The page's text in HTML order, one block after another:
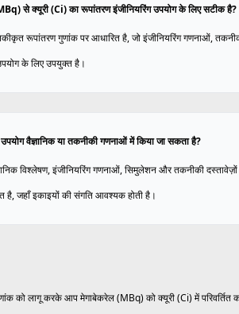
से क्यूरी (Ci) का रूपांतरण इंजीनियरिंग उपयोग के लिए सटीक है?
रूपांतरण गुणांक पर आधारित है, जो इंजीनियरिंग गणनाओं,
के लिए उपयुक्त है।
वैज्ञानिक या तकनीकी गणनाओं में किया जा सकता है?
विश्लेषण, इंजीनियरिंग गणनाओं, सिमुलेशन और तकनीकी
है, जहाँ इकाइयों की संगति आवश्यक होती है।
को लागू करके आप मेगाबेकरेल (MBq) को क्यूरी (Ci) में परिवर्तित